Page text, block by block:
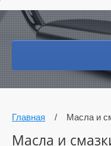
Главная / Масла и
Масла и